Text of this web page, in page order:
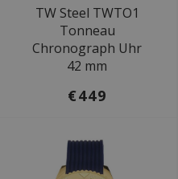
TW Steel TWTO1
Tonneau
Chronograph Uhr
42 mm
€449